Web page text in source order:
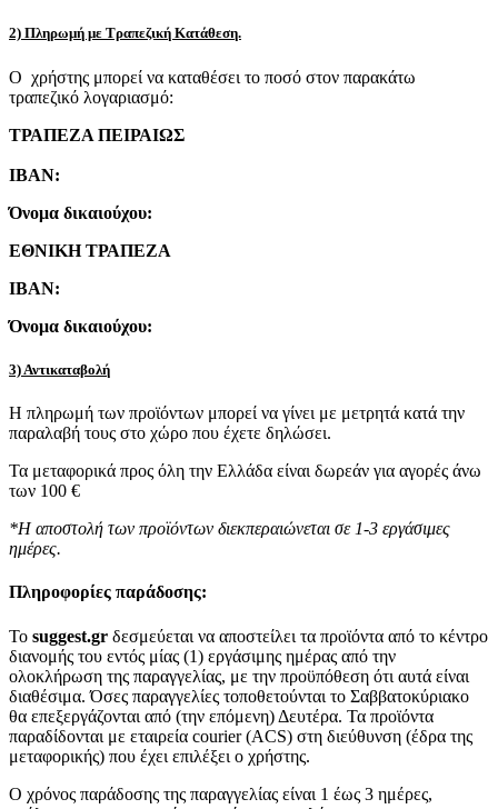
2) Πληρωμή με Τραπεζική Κατάθεση.
Ο χρήστης μπορεί να καταθέσει το ποσό στον παρακάτω
τραπεζικό λογαριασμό:
ΤΡΑΠΕΖΑ ΠΕΙΡΑΙΩΣ
IBAN:
Όνομα δικαιούχου:
ΕΘΝΙΚΗ ΤΡΑΠΕΖΑ
IBAN:
Όνομα δικαιούχου:
3) Αντικαταβολή
Η πληρωμή των προϊόντων μπορεί να γίνει με μετρητά κατά την
παραλαβή τους στο χώρο που έχετε δηλώσει.
Τα μεταφορικά προς όλη την Ελλάδα είναι δωρεάν για αγορές άνω
των 100 €
*Η αποστολή των προϊόντων διεκπεραιώνεται σε 1-3 εργάσιμες
ημέρες.
Πληροφορίες παράδοσης:
To suggest.gr δεσμεύεται να αποστείλει τα προϊόντα από το κέντρο
διανομής του εντός μίας (1) εργάσιμης ημέρας από την
ολοκλήρωση της παραγγελίας, με την προϋπόθεση ότι αυτά είναι
διαθέσιμα. Όσες παραγγελίες τοποθετούνται το Σαββατοκύριακο
θα επεξεργάζονται από (την επόμενη) Δευτέρα. Τα προϊόντα
παραδίδονται με εταιρεία courier (ACS) στη διεύθυνση (έδρα της
μεταφορικής) που έχει επιλέξει ο χρήστης.
Ο χρόνος παράδοσης της παραγγελίας είναι 1 έως 3 ημέρες,